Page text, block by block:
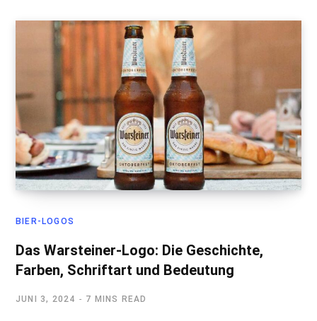
BIER-LOGOS
Das Warsteiner-Logo: Die Geschichte,
Farben, Schriftart und Bedeutung
JUNI 3, 2024 7 MINS READ